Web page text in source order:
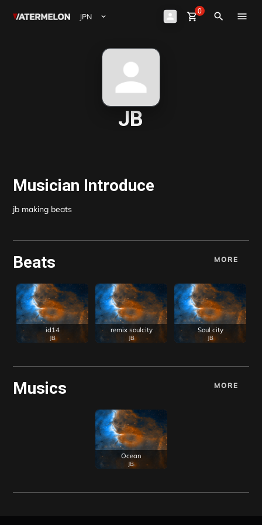
shopping_cart0 close
Watermelon Sign Up search
JB
Musician Introduce
jb making beats
Beats MORE
id14
JB
remix soulcity
JB
Soul city
JB
Musics MORE
Ocean
JB